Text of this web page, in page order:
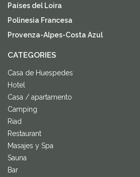
Países del Loira
Polinesia Francesa
Provenza-Alpes-Costa Azul
CATEGORIES
Casa de Huespedes
Hotel
Casa / apartamento
Camping
Riad
Restaurant
Masajes y Spa
Sauna
Bar